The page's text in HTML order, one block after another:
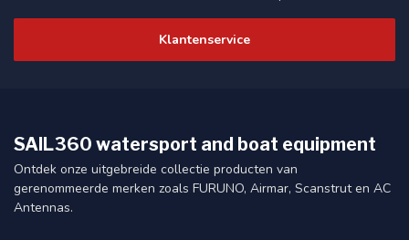
Klantenservice
SAIL360 watersport and boat equipment
Ontdek onze uitgebreide collectie producten van
gerenommeerde merken zoals FURUNO, Airmar, Scanstrut en AC
Antennas.